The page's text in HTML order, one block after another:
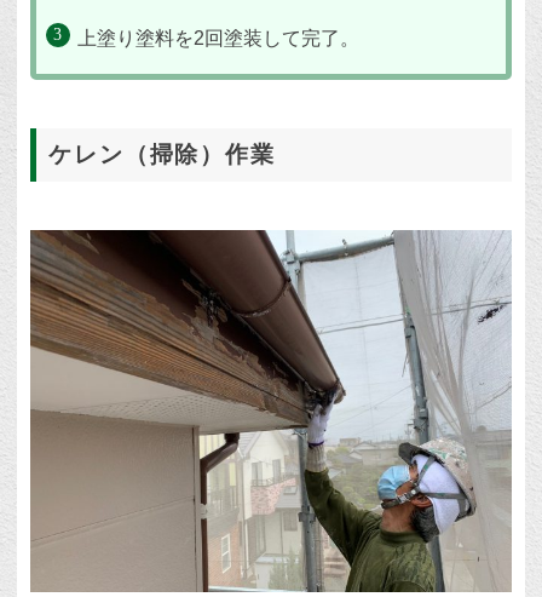
上塗り塗料を2回塗装して完了。
ケレン（掃除）作業